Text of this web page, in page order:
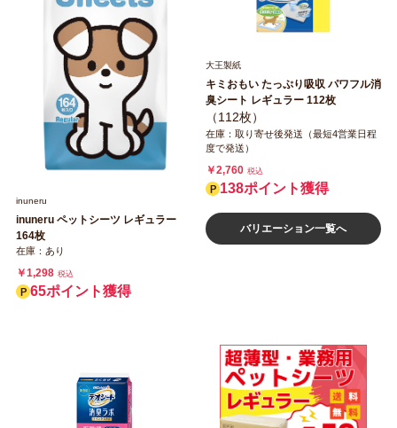
inuneru
inuneru ペットシーツ レギュラー
164枚
在庫：あり
￥1,298 税込
65ポイント獲得
大王製紙
キミおもい たっぷり吸収 パワフル消
臭シート レギュラー 112枚
（112枚）
在庫：取り寄せ後発送（最短4営業日程
度で発送）
￥2,760 税込
138ポイント獲得
バリエーション一覧へ